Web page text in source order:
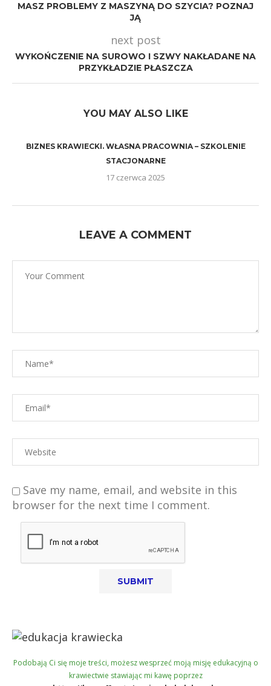
MASZ PROBLEMY Z MASZYNĄ DO SZYCIA? POZNAJ
JĄ
next post
WYKOŃCZENIE NA SUROWO I SZWY NAKŁADANE NA
PRZYKŁADZIE PŁASZCZA
YOU MAY ALSO LIKE
BIZNES KRAWIECKI. WŁASNA PRACOWNIA – SZKOLENIE
STACJONARNE
17 czerwca 2025
LEAVE A COMMENT
Save my name, email, and website in this
browser for the next time I comment.
Podobają Ci się moje treści, możesz wesprzeć moją misję edukacyjną o
krawiectwie stawiając mi kawę poprzez